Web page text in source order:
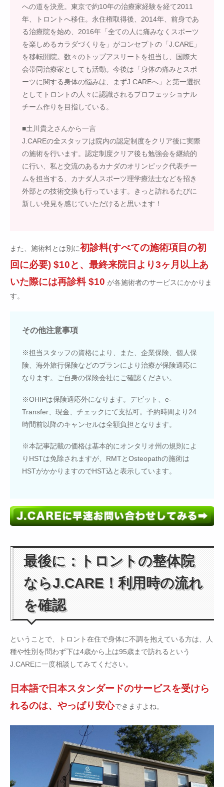
への道を決意。東京で約10年の治療家経験を経て2011
年、トロントへ移住。永住権取得後、2014年、前身であ
る治療院を始め、2016年「全ての人に痛みなくスポーツ
を楽しめるカラダづくりを」がコンセプトの「J.CARE」
を移転開院。数々のトップアスリートを担当し、国際大
会帯同治療家としても活動。今後は「身体の痛みとスポ
ーツに関する身体の悩みは、まずJ.CAREへ」と第一選択
としてトロントの人々に認識されるプロフェッショナル
チーム作りを目指している。
■土川貴之さんから一言
J.CAREの全スタッフは院内の認定制度をクリア後に実際
の施術を行います。認定制度クリア後も勉強会を継続的
に行い、私と交流のあるカナダのオリンピック代表チー
ムを担当する、カナダ人スポーツ理学療法士などを招き
外部との技術交換も行っています。きっと訪れるたびに
新しい発見を感じていただけると思います！
また、施術料とは別に初診料(すべての施術項目の初
回に必要) $10と、最終来院日より3ヶ月以上あ
いた際には再診料 $10 が各施術者のサービスにかかりま
す。
その他注意事項
※担当スタッフの資格により、また、企業保険、個人保
険、海外旅行保険などのプランにより治療が保険適応に
なります。ご自身の保険会社にご確認ください。
※OHIPは保険適応外になります。デビット、e-
Transfer、現金、チェックにて支払可。予約時間より24
時間前以降のキャンセルは全額負担となります。
※本記事記載の価格は基本的にオンタリオ州の規則によ
りHSTは免除されますが、RMTとOsteopathの施術は
HSTがかかりますのでHST込と表示しています。
最後に：トロントの整体院
ならJ.CARE！利用時の流れ
を確認
ということで、トロント在住で身体に不調を抱えている方は、人
種や性別を問わず下は4歳から上は95歳まで訪れるという
J.CAREに一度相談してみてください。
日本語で日本スタンダードのサービスを受けら
れるのは、やっぱり安心できますよね。